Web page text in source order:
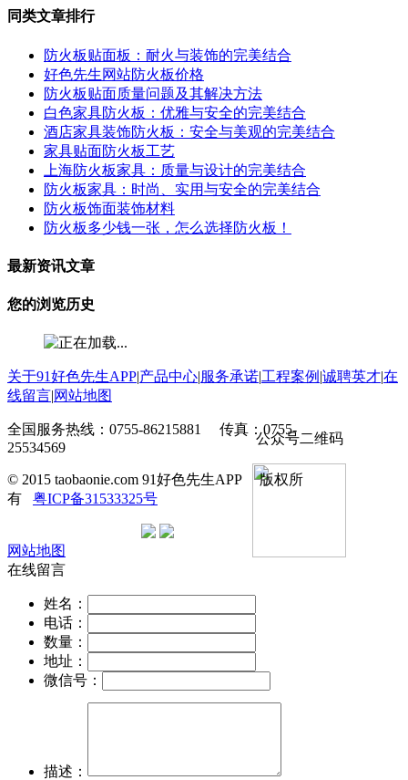
同类文章排行
防火板贴面板：耐火与装饰的完美结合
好色先生网站防火板价格
防火板贴面质量问题及其解决方法
白色家具防火板：优雅与安全的完美结合
酒店家具装饰防火板：安全与美观的完美结合
家具贴面防火板工艺
上海防火板家具：质量与设计的完美结合
防火板家具：时尚、实用与安全的完美结合
防火板饰面装饰材料
防火板多少钱一张，怎么选择防火板！
最新资讯文章
您的浏览历史
关于91好色先生APP 产品中心 服务承诺工程案例 诚聘英才在
线留言 网站地图
公众号二维码
全国服务热线：0755-86215881 传真：0755-
25534569
© 2015 taobaonie.com 91好色先生APP 版权所
有 粤ICP备31533325号
网站地图
在线留言
姓名：
电话：
数量：
地址：
微信号：
描述：